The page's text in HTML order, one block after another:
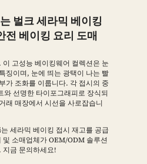
벌크 세라믹 베이킹
전 베이킹 요리 도매
고성능 베이킹웨어 컬렉션은 눈
징이며, 눈에 띄는 광택이 나는 빨
가 조화를 이룹니다. 각 접시의 중
와 선명한 타이포그래피로 장식되
래 매장에서 시선을 사로잡습니
세라믹 베이킹 접시 재고를 공급
소매업체가 OEM/ODM 솔루션
지금 문의하세요!